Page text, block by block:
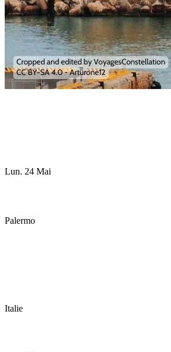
Lun. 24 Mai
Palermo
Italie